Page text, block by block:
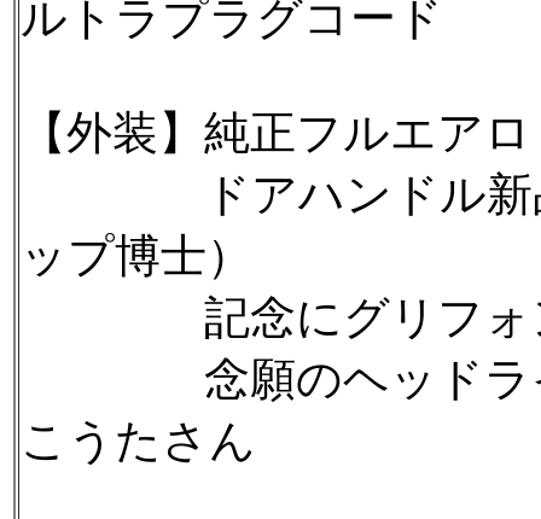
ルトラプラグコード
【外装】純正フルエアロ
ドアハンドル新品交
ップ博士）
記念にグリフォン
念願のヘッドライト
こうたさん